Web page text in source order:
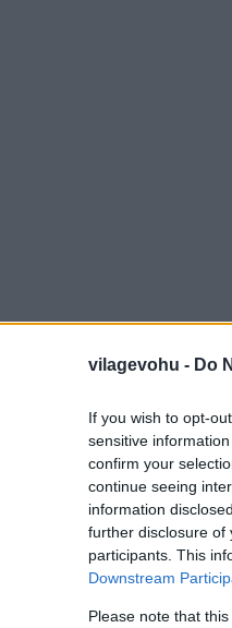
vilagevohu - Do
If you wish to opt-
sensitive
confirm your
continue seeing
information
further disclosure of
participants. This
Downstream
Please note that